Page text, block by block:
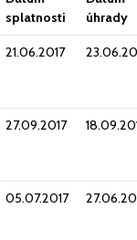
splatnosti
úhrady
21.06.2017
27.09.2017
05.07.2017